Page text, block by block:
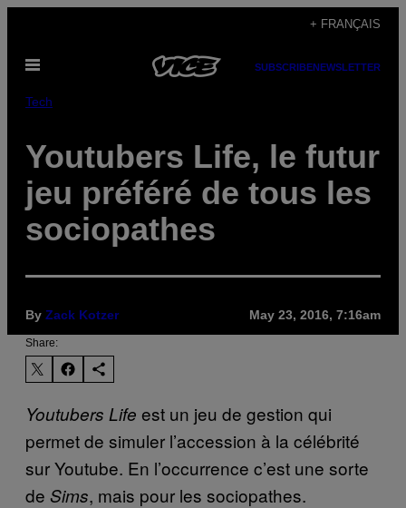
content
+ FRANÇAIS
Open
SUBSCRIBENEWSLETTER
Tech
Youtubers Life, le futur
jeu préféré de tous les
sociopathes
By Zack Kotzer May 23, 2016, 7:16am
Share:
Youtubers Life est un jeu de gestion qui
permet de simuler l’accession à la célébrité
sur Youtube. En l’occurrence c’est une sorte
de Sims, mais pour les sociopathes.